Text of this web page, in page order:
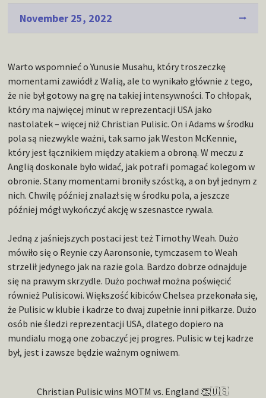
November 25, 2022
Warto wspomnieć o Yunusie Musahu, który troszeczkę
momentami zawiódł z Walią, ale to wynikało głównie z tego,
że nie był gotowy na grę na takiej intensywności. To chłopak,
który ma najwięcej minut w reprezentacji USA jako
nastolatek – więcej niż Christian Pulisic. On i Adams w środku
pola są niezwykle ważni, tak samo jak Weston McKennie,
który jest łącznikiem między atakiem a obroną. W meczu z
Anglią doskonale było widać, jak potrafi pomagać kolegom w
obronie. Stany momentami broniły szóstką, a on był jednym z
nich. Chwilę później znalazł się w środku pola, a jeszcze
później mógł wykończyć akcję w szesnastce rywala.
Jedną z jaśniejszych postaci jest też Timothy Weah. Dużo
mówiło się o Reynie czy Aaronsonie, tymczasem to Weah
strzelił jedynego jak na razie gola. Bardzo dobrze odnajduje
się na prawym skrzydle. Dużo pochwał można poświęcić
również Pulisicowi. Większość kibiców Chelsea przekonała się,
że Pulisic w klubie i kadrze to dwaj zupełnie inni piłkarze. Dużo
osób nie śledzi reprezentacji USA, dlatego dopiero na
mundialu mogą one zobaczyć jej progres. Pulisic w tej kadrze
był, jest i zawsze będzie ważnym ogniwem.
Christian Pulisic wins MOTM vs. England 👏🇺🇸